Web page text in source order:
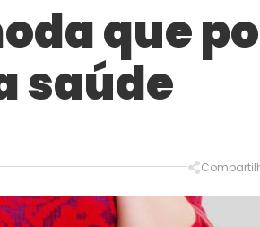
que
saúde